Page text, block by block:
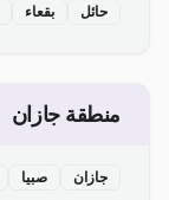
حائل بقعاء
منطقة جازان
جازان صبيا